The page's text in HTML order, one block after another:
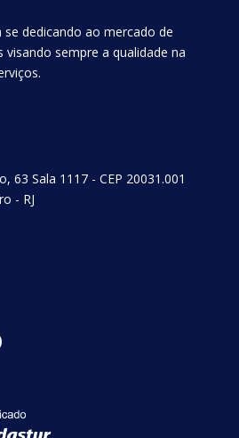
se dedicando ao mercado de
sempre a qualidade na
63 Sala 1117 - CEP 20031.001
- RJ